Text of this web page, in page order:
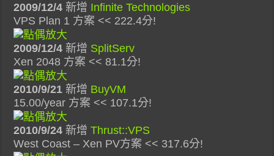
2009/12/4 新增 Infinite Technologies
VPS Plan 1 方案 << 222.4分!
2009/12/4 新增 SplitServ
Xen 2048 方案 << 81.1分!
2010/9/21 新增 BuyVM
15.00/year 方案 << 107.1分!
2010/9/24 新增Thrust::VPS
West Coast – Xen PV方案 << 317.6分!